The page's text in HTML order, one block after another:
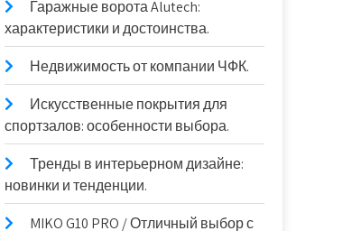
Гаражные ворота Alutech:
характеристики и достоинства.
Недвижимость от компании ЧФК.
Искусственные покрытия для
спортзалов: особенности выбора.
Тренды в интерьерном дизайне:
новинки и тенденции.
MIKO G10 PRO / Отличный выбор с